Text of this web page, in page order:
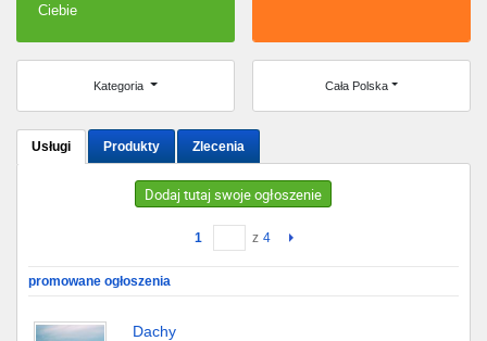
Ciebie
Kategoria Cała Polska
Usługi Produkty Zlecenia
Dodaj tutaj swoje ogłoszenie
1 z 4
promowane ogłoszenia
Dachy
Łódź
Gdańsk
Chorzów